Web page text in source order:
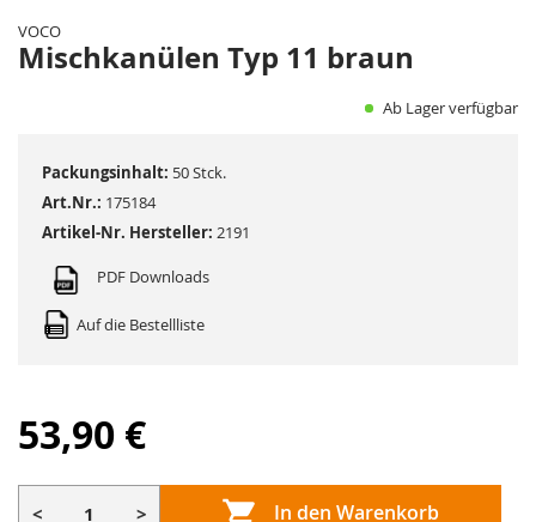
Bildergalerie
springen
VOCO
Mischkanülen Typ 11 braun
Ab Lager verfügbar
PDF Downloads
Art.Nr.: 175184
Auf die Bestellliste
Artikel-Nr. Hersteller: 2191
Packungsinhalt: 50 Stck.
53,90 €
< > In den Warenkorb